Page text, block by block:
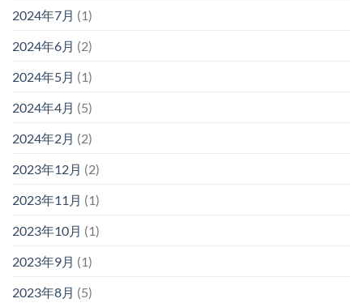
2024年7月 (1)
2024年6月 (2)
2024年5月 (1)
2024年4月 (5)
2024年2月 (2)
2023年12月 (2)
2023年11月 (1)
2023年10月 (1)
2023年9月 (1)
2023年8月 (5)